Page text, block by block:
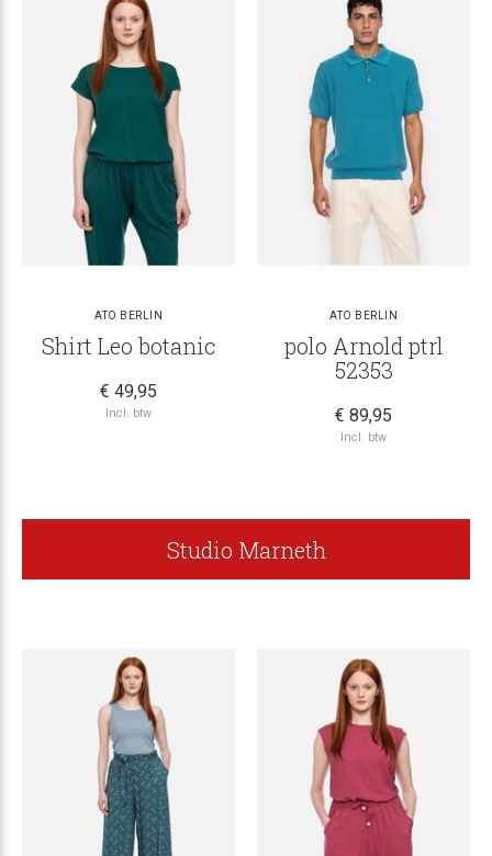
ATO BERLIN
Shirt Leo botanic
€ 49,95
Incl. btw
ATO BERLIN
polo Arnold ptrl
52353
€ 89,95
Incl. btw
Studio Marneth